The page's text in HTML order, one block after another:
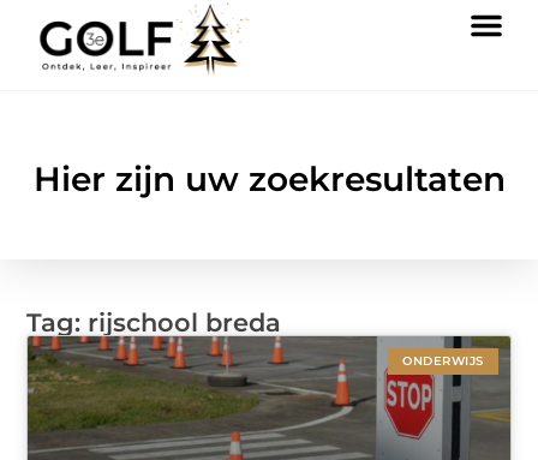
Hier zijn uw zoekresultaten
Tag: rijschool breda
ONDERWIJS